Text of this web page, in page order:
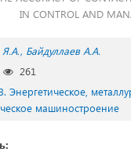
IN CONTROL AND
Байдуллаев А.А.
261
Энергетическое,
машиностроение